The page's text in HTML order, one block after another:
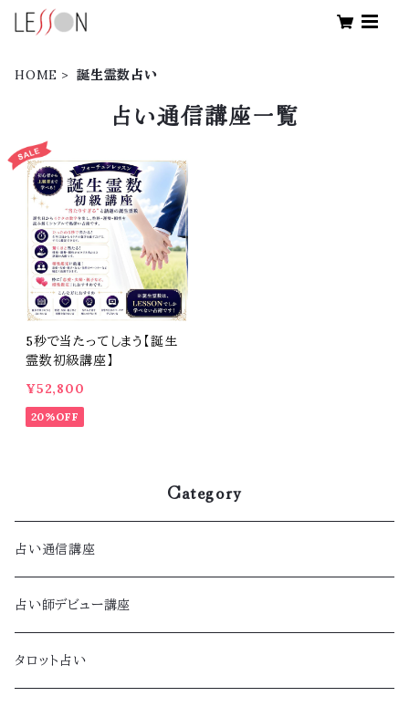
HOME 誕生霊数占い
占い通信講座一覧
5秒で当たってしまう【誕生
霊数初級講座】
¥52,800
20%OFF
Category
占い通信講座
占い師デビュー講座
タロット占い